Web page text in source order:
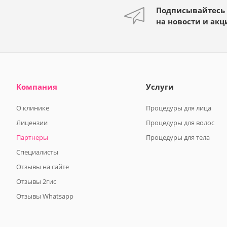
Подписывайтесь
на новости и
Компания
О клинике
Лицензии
Партнеры
Специалисты
Отзывы на сайте
Отзывы 2гис
Отзывы Whatsapp
Услуги
Процедуры для лица
Процедуры для волос
Процедуры для тела